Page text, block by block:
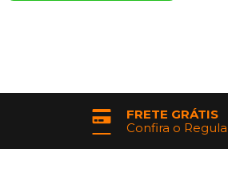
FRETE GRÁTIS
Confira o